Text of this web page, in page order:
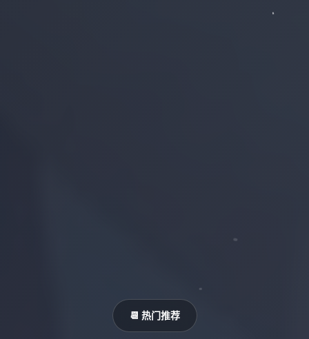
📆 热门推荐